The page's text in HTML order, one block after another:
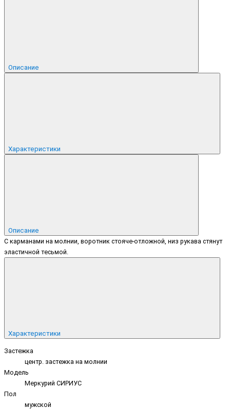
Описание
Характеристики
Описание
С карманами на молнии, воротник стояче-отложной, низ рукава стянут
эластичной тесьмой.
Характеристики
Застежка
центр. застежка на молнии
Модель
Меркурий СИРИУС
Пол
мужской